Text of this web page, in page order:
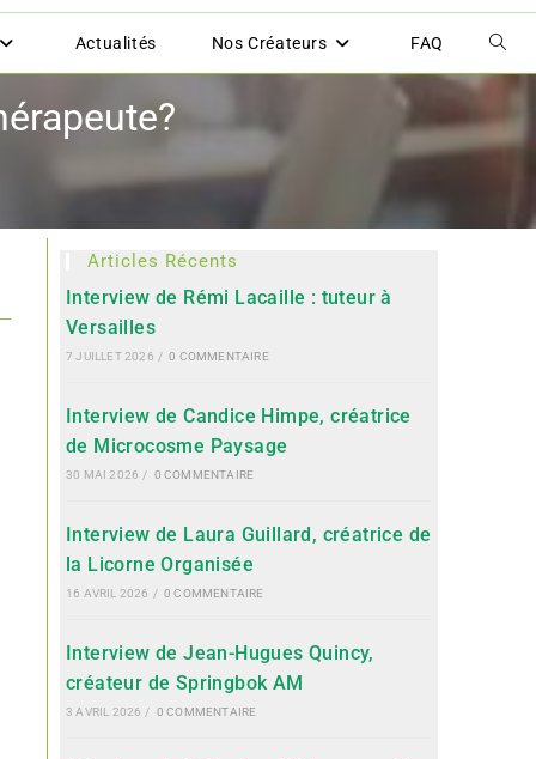
Actualités Nos Créateurs FAQ
Articles Récents
Interview de Rémi Lacaille : tuteur à
Versailles
7 JUILLET 2026 / 0 COMMENTAIRE
Interview de Candice Himpe, créatrice
de Microcosme Paysage
30 MAI 2026 / 0 COMMENTAIRE
Interview de Laura Guillard, créatrice de
la Licorne Organisée
16 AVRIL 2026 / 0 COMMENTAIRE
Interview de Jean-Hugues Quincy,
créateur de Springbok AM
3 AVRIL 2026 / 0 COMMENTAIRE